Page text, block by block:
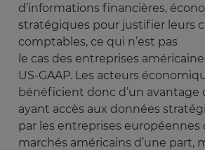
d’informations financières,
stratégiques pour justifier leurs
comptables, ce qui n’est pas
le cas des entreprises
US-GAAP. Les acteurs
bénéficient donc d’un avantage
ayant accès aux données
par les entreprises européennes
marchés américains d’une part,